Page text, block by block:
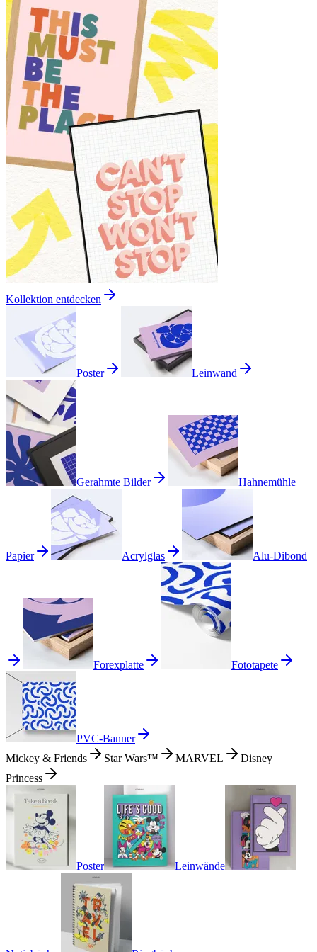
Kollektion entdecken
Poster Leinwand
Gerahmte Bilder Hahnemühle
Papier Acrylglas Alu-Dibond
Forexplatte Fototapete
PVC-Banner
Mickey & Friends
Star Wars™ MARVEL
Disney
Princess
Poster Leinwände